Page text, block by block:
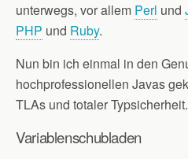
unterwegs, vor allem Perl und
PHP und Ruby.
Nun bin ich einmal in den
hochprofessionellen Javas
TLAs und totaler Typsicherheit.
Variablenschubladen